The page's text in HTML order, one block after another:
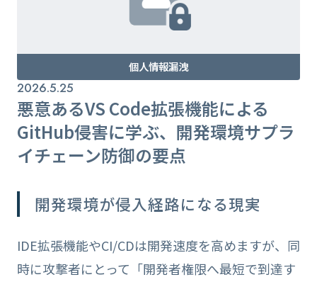
個人情報漏洩
2026.5.25
悪意あるVS Code拡張機能による
GitHub侵害に学ぶ、開発環境サプラ
イチェーン防御の要点
開発環境が侵入経路になる現実
IDE拡張機能やCI/CDは開発速度を高めますが、同
時に攻撃者にとって「開発者権限へ最短で到達す